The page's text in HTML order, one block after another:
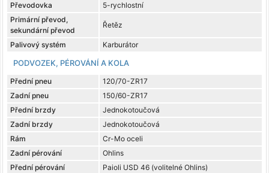
Převodovka
5-rychlostní
Primární převod,
sekundární převod
Řetěz
Palivový systém Karburátor
PODVOZEK, PÉROVÁNÍ A KOLA
Přední pneu
120/70-ZR17
Zadní pneu
150/60-ZR17
Přední brzdy
Jednokotoučová
Zadní brzdy
Jednokotoučová
Rám
Cr-Mo oceli
Zadní pérování
Ohlins
Přední pérování
Paioli USD 46 (volitelné Ohlins)